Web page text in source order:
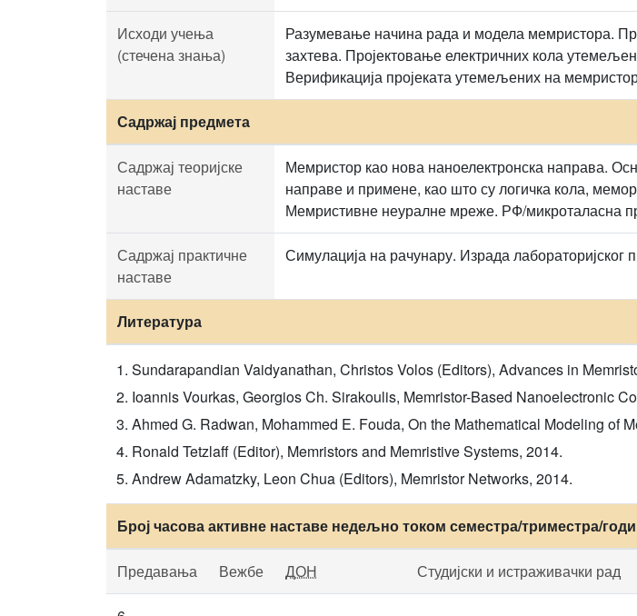
Исходи учења
(стечена знања)
Разумевање начина рада и модела мемристора.
захтева. Пројектовање електричних кола
Верификација пројеката утемељених на
Садржај предмета
Садржај теоријске
наставе
Мемристор као нова наноелектронска направа.
направе и примене, као што су логичка кола,
Мемристивне неуралне мреже. РФ/микроталасна
Садржај практичне
наставе
Симулација на рачунару. Израда лабораторијског
Литература
Sundarapandian Vaidyanathan, Christos Volos (Editors), Advances in
Ioannis Vourkas, Georgios Ch. Sirakoulis, Memristor-Based Nanoelectronic
Ahmed G. Radwan, Mohammed E. Fouda, On the Mathematical Modeling of
Ronald Tetzlaff (Editor), Memristors and Memristive Systems, 2014.
Andrew Adamatzky, Leon Chua (Editors), Memristor Networks, 2014.
Број часова активне наставе недељно током семестра/триместра/
Предавања Вежбе ДОН Студијски и истраживачки рад